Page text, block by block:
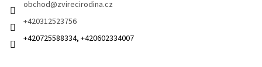
obchod@zvirecirodina.cz
+420312523756
+420725588334, +420602334007